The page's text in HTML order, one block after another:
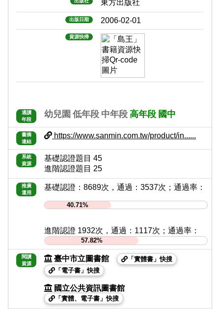
東方出版社
出版日期 2006-02-01
資源快掃
適讀
年段
幼兒園 低年段 中年段 高年段 國中
書摘
連結
https://www.sanmin.com.tw/product/in......
系統
資源
基礎認證題目 45
進階認證題目 25
推廣
運用
基礎認證：8689次，通過：3537次；通過率：
40.71%
進階認證 1932次，通過：1117次；通過率：
57.82%
閱讀
資源
臺中市立圖書館
「實體書」快搜
「電子書」快搜
國立公共資訊圖書館
「實體、電子書」快搜